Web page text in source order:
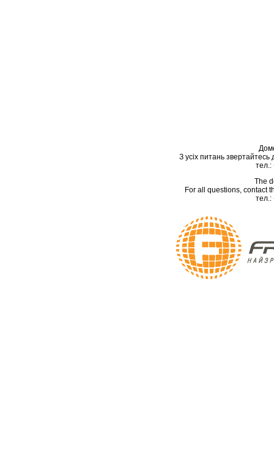
З усіх питань звертайтесь
тел.:
The
For all questions, contact
тел.: